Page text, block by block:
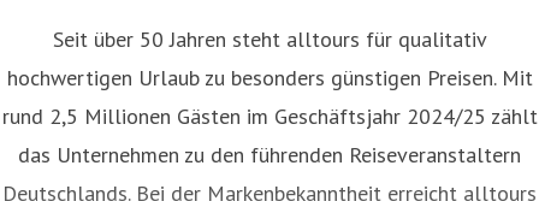
Seit über 50 Jahren steht alltours für qualitativ
hochwertigen Urlaub zu besonders günstigen Preisen. Mit
rund 2,5 Millionen Gästen im Geschäftsjahr 2024/25 zählt
das Unternehmen zu den führenden Reiseveranstaltern
Deutschlands. Bei der Markenbekanntheit erreicht alltours